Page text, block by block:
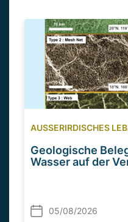
AUSSERIRDISCHES
Geologische
Wasser auf der
05/08/2026